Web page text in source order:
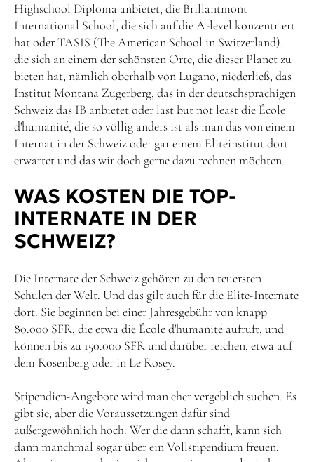
Highschool Diploma anbietet, die Brillantmont
International School, die sich auf die A-level konzentriert
hat oder TASIS (The American School in Switzerland),
die sich an einem der schönsten Orte, die dieser Planet zu
bieten hat, nämlich oberhalb von Lugano, niederließ, das
Institut Montana Zugerberg, das in der deutschsprachigen
Schweiz das IB anbietet oder last but not least die École
d'humanité, die so völlig anders ist als man das von einem
Internat in der Schweiz oder gar einem Eliteinstitut dort
erwartet und das wir doch gerne dazu rechnen möchten.
WAS KOSTEN DIE TOP-
INTERNATE IN DER
SCHWEIZ?
Die Internate der Schweiz gehören zu den teuersten
Schulen der Welt. Und das gilt auch für die Elite-Internate
dort. Sie beginnen bei einer Jahresgebühr von knapp
80.000 SFR, die etwa die École d'humanité aufruft, und
können bis zu 150.000 SFR und darüber reichen, etwa auf
dem Rosenberg oder in Le Rosey.
Stipendien-Angebote wird man eher vergeblich suchen. Es
gibt sie, aber die Voraussetzungen dafür sind
außergewöhnlich hoch. Wer die dann schafft, kann sich
dann manchmal sogar über ein Vollstipendium freuen.